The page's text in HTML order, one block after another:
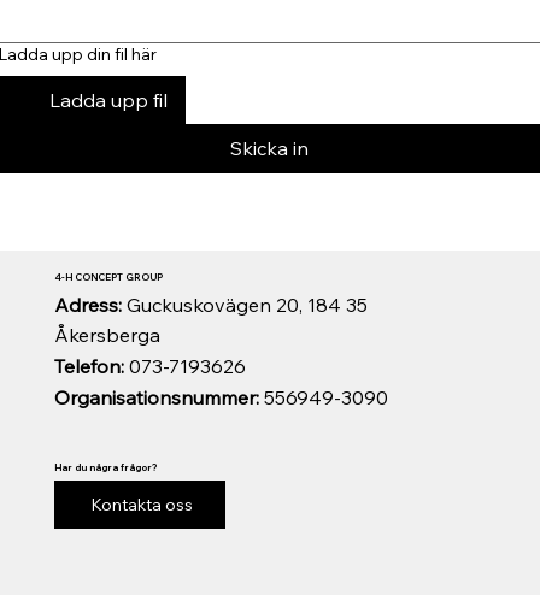
upp din fil här
Ladda upp fil
Skicka in
Organisationsnummer:556949-3090
Telefon:073-7193626
Adress: Guckuskovägen 20, 184 35
Åkersberga
4-H CONCEPT GROUP
Har du några frågor?
Kontakta oss